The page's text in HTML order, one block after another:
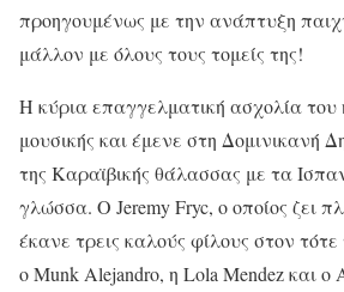
προηγουμένως με την ανάπτυξη
μάλλον με όλους τους τομείς της!
Η κύρια επαγγελματική ασχολία του
μουσικής και έμενε στη Δομινικανή
της Καραϊβικής θάλασσας με τα
γλώσσα. Ο Jeremy Fryc, ο οποίος ζει
έκανε τρεις καλούς φίλους στον
ο Munk Alejandro, η Lola Mendez και ο